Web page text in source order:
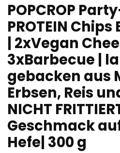
POPCROP
PROTEIN
| 2xVegan
3xBarbecue |
gebacken aus
Erbsen, Reis
NICHT
Geschmack
Hefe| 300 g